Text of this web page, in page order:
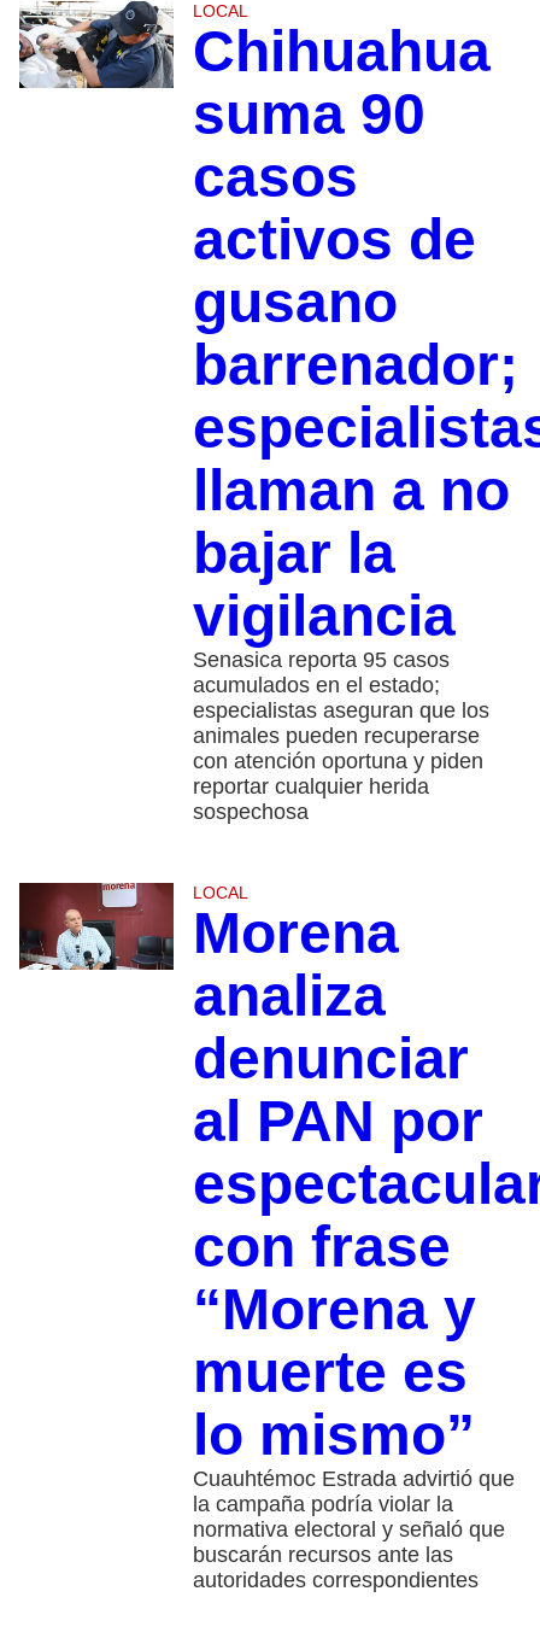
LOCAL
Chihuahua
suma 90
casos
activos de
gusano
barrenador;
llaman a no
bajar la
vigilancia
Senasica reporta 95 casos
acumulados en el estado;
especialistas aseguran que los
animales pueden recuperarse
con atención oportuna y piden
reportar cualquier herida
sospechosa
LOCAL
Morena
analiza
denunciar
al PAN por
con frase
“Morena y
muerte es
lo mismo”
Cuauhtémoc Estrada advirtió que
la campaña podría violar la
normativa electoral y señaló que
buscarán recursos ante las
autoridades correspondientes